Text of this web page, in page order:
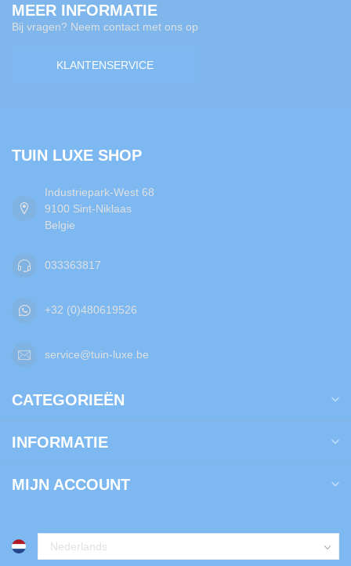
MEER INFORMATIE
Bij vragen? Neem contact met ons op
KLANTENSERVICE
TUIN LUXE SHOP
Industriepark-West 68
9100 Sint-Niklaas
Belgie
033363817
+32 (0)480619526
service@tuin-luxe.be
CATEGORIEËN
INFORMATIE
MIJN ACCOUNT